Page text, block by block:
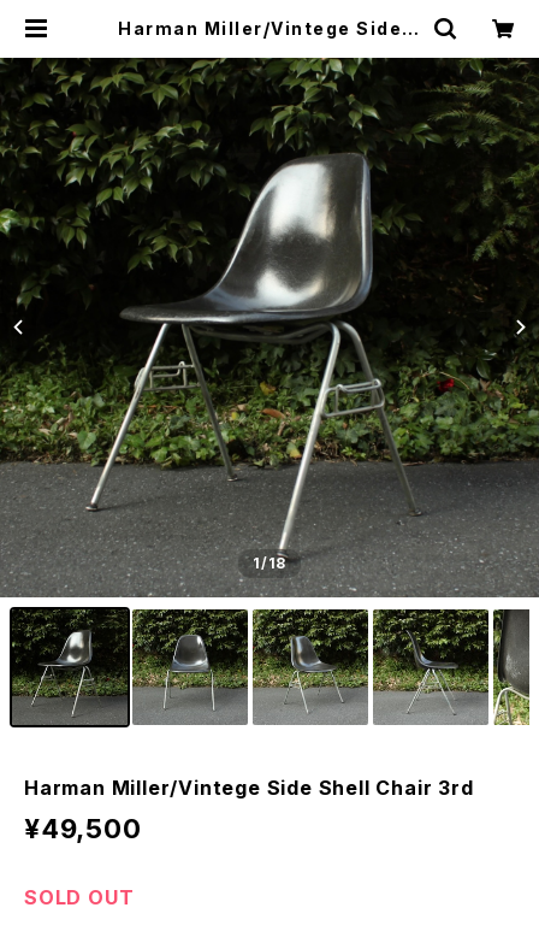
Harman Miller/Vintege Side S
h- | 新宿区神楽坂のリサイクルショ
ップ・古着
1/18
Harman Miller/Vintege Side Shell Chair 3rd
¥49,500
SOLD OUT